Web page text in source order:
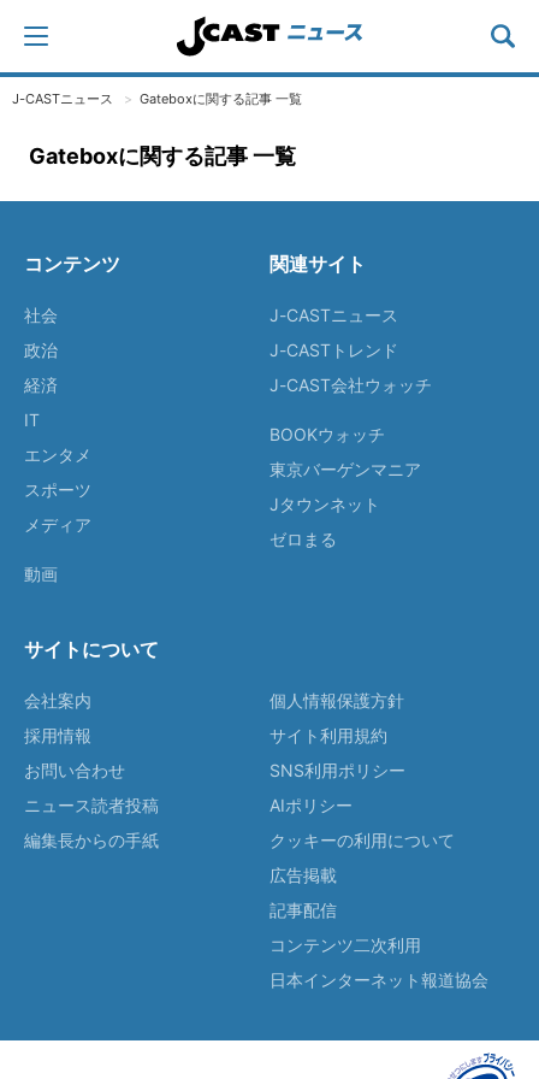
J-CASTニュース Gateboxに関する記事 一覧
Gateboxに関する記事 一覧
コンテンツ
社会
政治
経済
IT
エンタメ
スポーツ
メディア
動画
関連サイト
J-CASTニュース
J-CASTトレンド
J-CAST会社ウォッチ
BOOKウォッチ
東京バーゲンマニア
Jタウンネット
ゼロまる
サイトについて
会社案内
採用情報
お問い合わせ
ニュース読者投稿
編集長からの手紙
個人情報保護方針
サイト利用規約
SNS利用ポリシー
AIポリシー
クッキーの利用について
広告掲載
記事配信
コンテンツ二次利用
日本インターネット報道協会